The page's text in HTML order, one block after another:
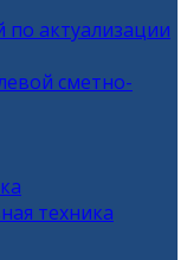
по актуализации
сметно-
техника